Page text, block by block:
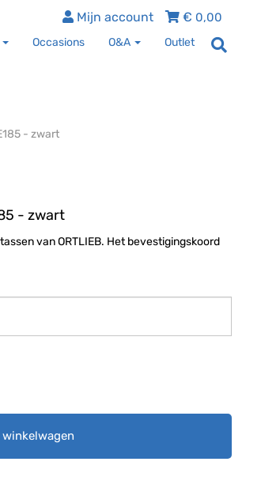
€ 0,00
Mijn account
Occasions O&A Outlet
- zwart
- zwart
van ORTLIEB. Het bevestigingskoord